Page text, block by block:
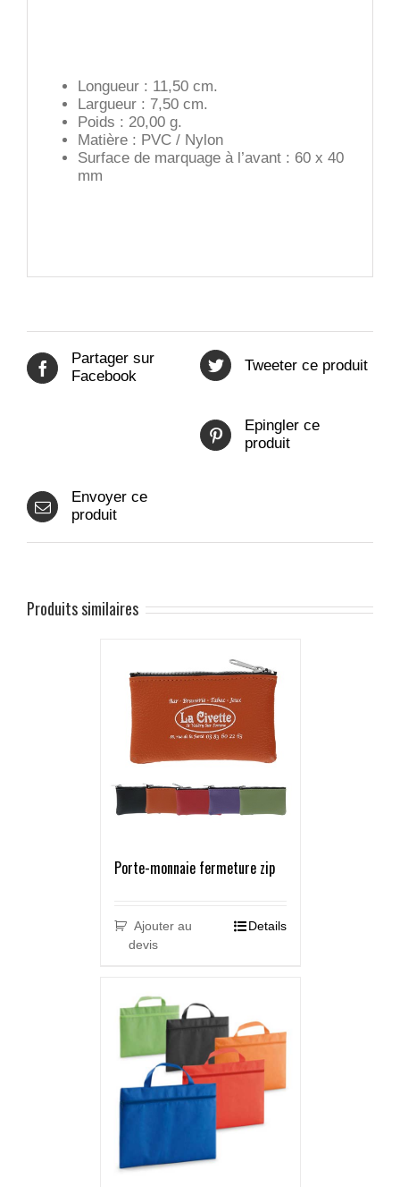
Longueur : 11,50 cm.
Largueur : 7,50 cm.
Poids : 20,00 g.
Matière : PVC / Nylon
Surface de marquage à l’avant : 60 x 40
mm
Partager sur
Facebook
Tweeter ce produit
Epingler ce
produit
Envoyer ce
produit
Produits similaires
Porte-monnaie fermeture zip
Ajouter au
devis
Details